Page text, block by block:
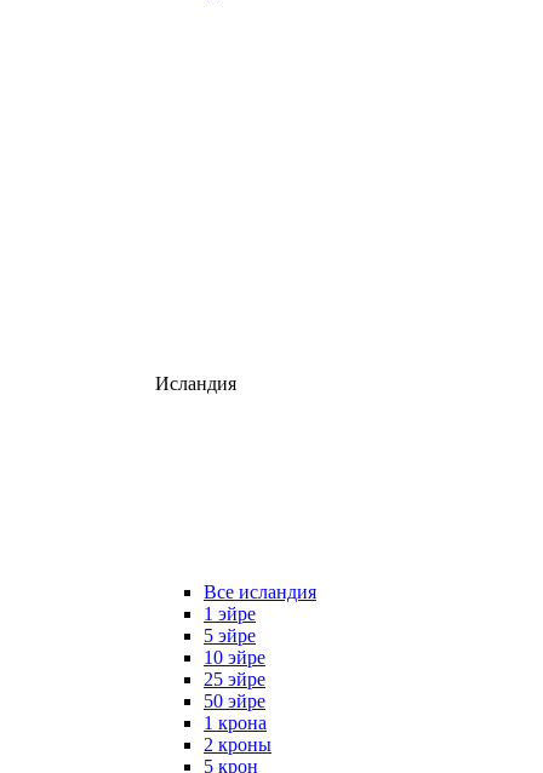
Исландия
Все исландия
1 эйре
5 эйре
10 эйре
25 эйре
50 эйре
1 крона
2 кроны
5 крон